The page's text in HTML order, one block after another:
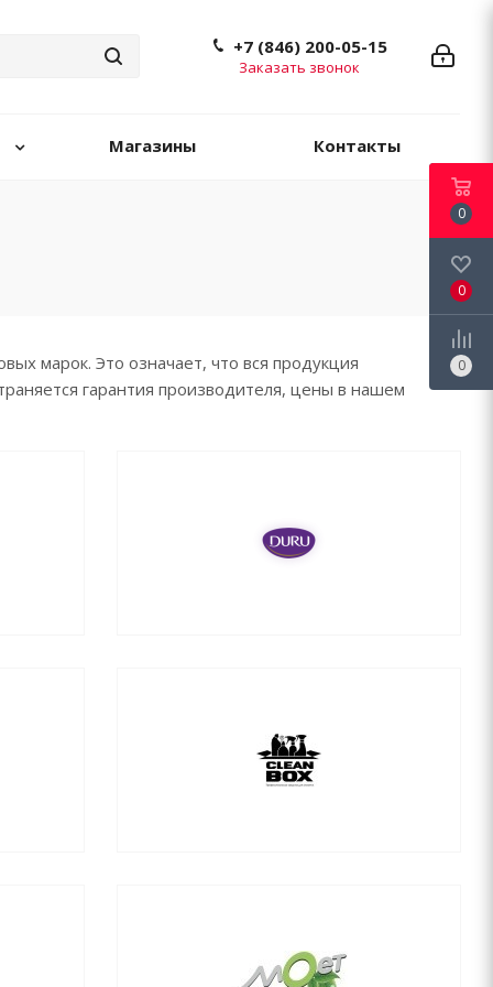
+7 (846) 200-05-15
Заказать звонок
Магазины Контакты
марок. Это означает, что вся продукция
гарантия производителя, цены в нашем
0
0
0